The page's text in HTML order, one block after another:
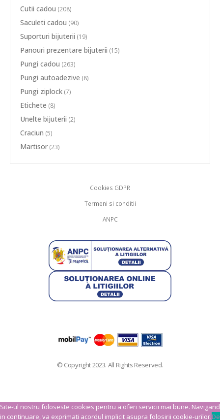
Cutii cadou (208)
Saculeti cadou (90)
Suporturi bijuterii (19)
Panouri prezentare bijuterii (15)
Pungi cadou (263)
Pungi autoadezive (8)
Pungi ziplock (7)
Etichete (8)
Unelte bijuterii (2)
Craciun (5)
Martisor (23)
Cookies GDPR
Termeni si conditii
ANPC
© Copyright 2023. All Rights Reserved.
Site-ul nostru foloseste cookies pentru a oferi servicii mai bune. Navigand
in continuare, va exprimati acordul implicit asupra folosirii cookie-urilor.De